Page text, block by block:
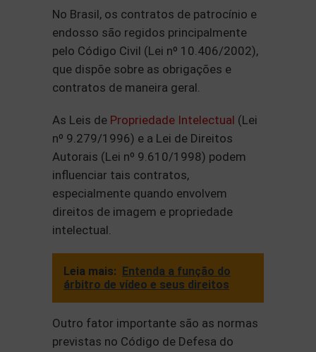
No Brasil, os contratos de patrocínio e
endosso são regidos principalmente
pelo Código Civil (Lei nº 10.406/2002),
que dispõe sobre as obrigações e
contratos de maneira geral.
As Leis de Propriedade Intelectual (Lei
nº 9.279/1996) e a Lei de Direitos
Autorais (Lei nº 9.610/1998) podem
influenciar tais contratos,
especialmente quando envolvem
direitos de imagem e propriedade
intelectual.
Leia mais: Entenda a função do
árbitro de vídeo e seus direitos
Outro fator importante são as normas
previstas no Código de Defesa do